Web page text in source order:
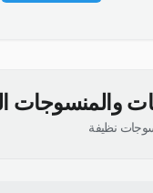
والمنسوجات
نظيفة